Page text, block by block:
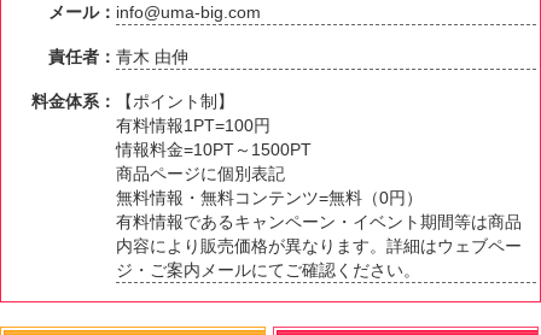
メール： info@uma-big.com
責任者：青木 由伸
料金体系：
【ポイント制】
有料情報1PT=100円
情報料金=10PT～1500PT
商品ページに個別表記
無料情報・無料コンテンツ=無料（0円）
有料情報であるキャンペーン・イベント期間等は商品
内容により販売価格が異なります。詳細はウェブペー
ジ・ご案内メールにてご確認ください。